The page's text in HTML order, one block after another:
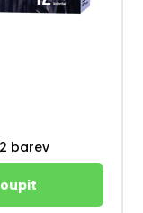
barev